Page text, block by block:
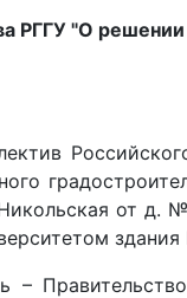
РГГУ "О
от д.
–